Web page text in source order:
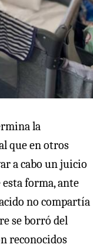
la
que en otros
a cabo un juicio
forma, ante
no compartía
se borró del
reconocidos